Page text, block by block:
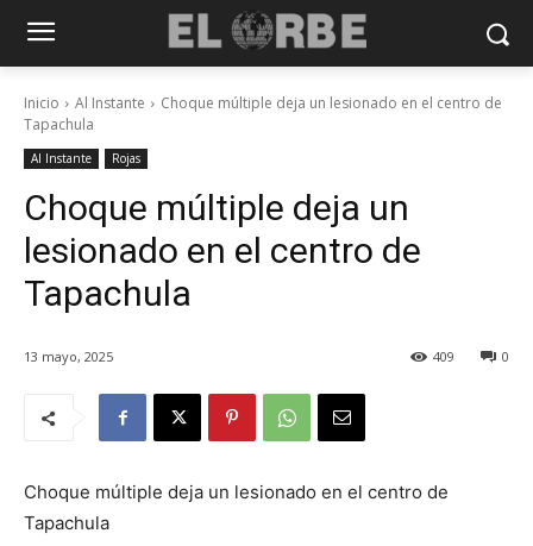
Inicio Al Instante
Choque múltiple deja un lesionado en el centro de
Tapachula
Al Instante Rojas
Choque múltiple deja un
lesionado en el centro de
Tapachula
13 mayo, 2025 0
409
Choque múltiple deja un lesionado en el centro de
Tapachula